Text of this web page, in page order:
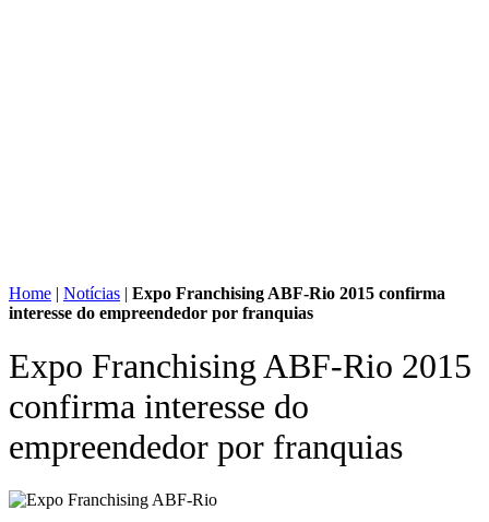
Home | Notícias | Expo Franchising ABF-Rio 2015 confirma
interesse do empreendedor por franquias
Expo Franchising ABF-Rio 2015
confirma interesse do
empreendedor por franquias